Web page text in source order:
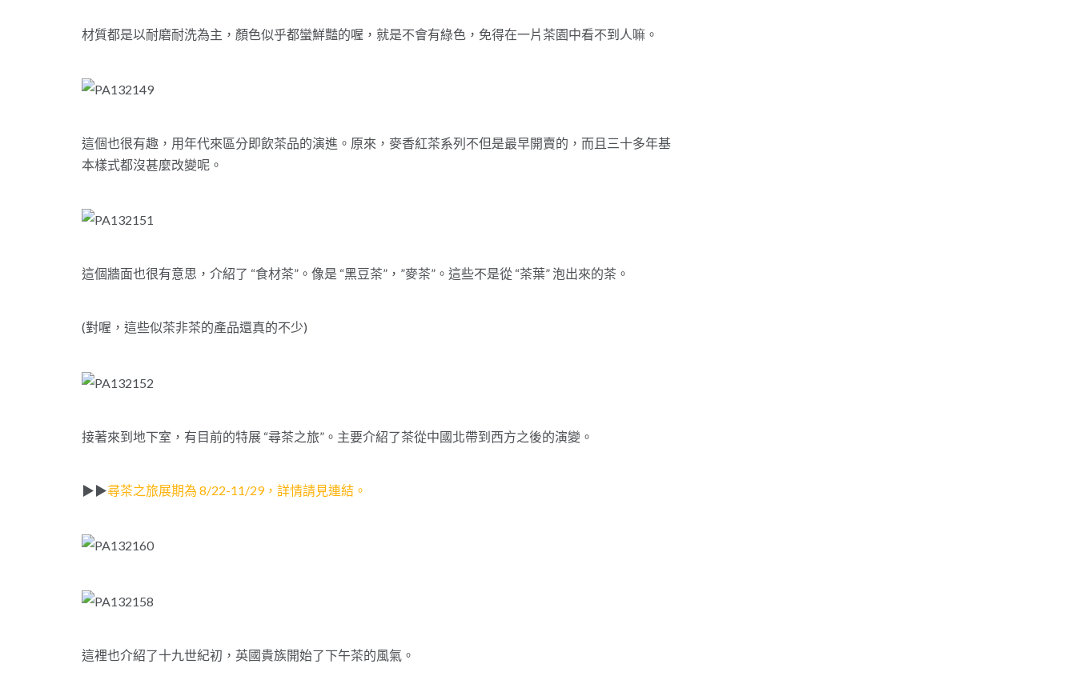
材質都是以耐磨耐洗為主，顏色似乎都蠻鮮豔的喔，就是不會有綠色，免得在一片茶園中看不到人嘛。
這個也很有趣，用年代來區分即飲茶品的演進。原來，麥香紅茶系列不但是最早開賣的，而且三十多年基
本樣式都沒甚麼改變呢。
這個牆面也很有意思，介紹了 “食材茶”。像是 “黑豆茶”，”麥茶”。這些不是從 “茶葉” 泡出來的茶。
(對喔，這些似茶非茶的產品還真的不少)
接著來到地下室，有目前的特展 “尋茶之旅”。主要介紹了茶從中國北帶到西方之後的演變。
▶▶尋茶之旅展期為 8/22-11/29，詳情請見連結。
這裡也介紹了十九世紀初，英國貴族開始了下午茶的風氣。